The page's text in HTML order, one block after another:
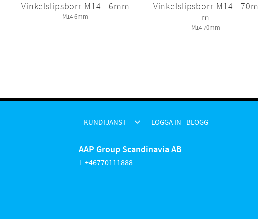
Vinkelslipsborr M14 - 6mm
M14 6mm
Vinkelslipsborr M14 - 70m
m
M14 70mm
KUNDTJÄNST LOGGA IN BLOGG
AAP Group Scandinavia AB
T +46770111888